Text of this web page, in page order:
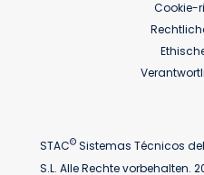
Cookie-
STAC© Sistemas Técnicos
S.L. Alle Rechte vorbehalten.